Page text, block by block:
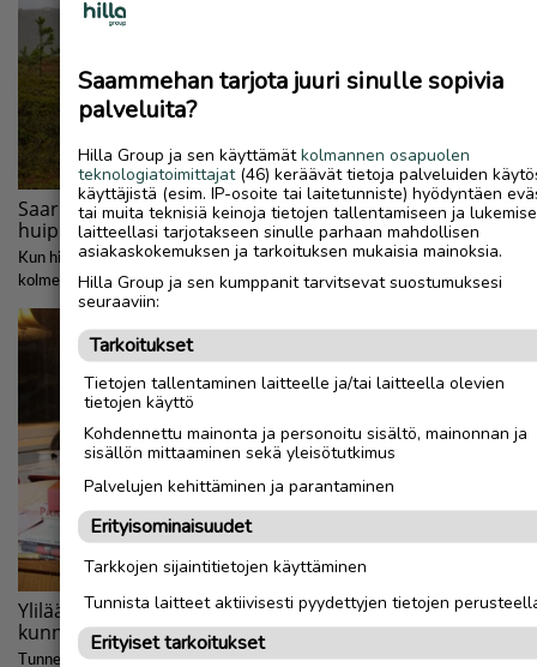
Saammehan tarjota juuri sinulle sopivia
palveluita?
Hilla Group ja sen käyttämätkolmannen osapuolen
teknologiatoimittajat(46) keräävät tietoja palveluiden
käyttäjistä (esim. IP-osoite tai laitetunniste) hyödyntäen
tai muita teknisiä keinoja tietojen tallentamiseen ja
laitteellasi tarjotakseen sinulle parhaan mahdollisen
asiakaskokemuksen ja tarkoituksen mukaisia mainoksia.
Hilla Group ja sen kumppanit tarvitsevat suostumuksesi
seuraaviin:
Tarkoitukset
Tietojen tallentaminen laitteelle ja/tai laitteella olevien
tietojen käyttö
Kohdennettu mainonta ja personoitu sisältö, mainonnan ja
sisällön mittaaminen sekä yleisötutkimus
Palvelujen kehittäminen ja parantaminen
Erityisominaisuudet
Tarkkojen sijaintitietojen käyttäminen
Tunnista laitteet aktiivisesti pyydettyjen tietojen
Erityiset tarkoitukset